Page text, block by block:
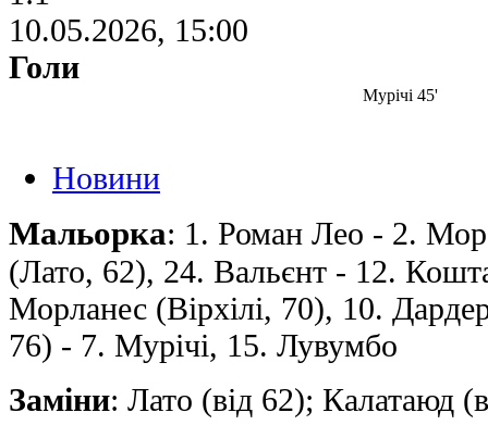
10.05.2026, 15:00
Голи
Мурічі 45'
Новини
Мальорка: 1. Роман Лео - 2.
(Лато, 62), 24. Вальєнт - 12.
Морланес (Вірхілі, 70), 10.
76) - 7. Мурічі, 15. Лувумбо
Заміни: Лато (від 62); Калатаюд